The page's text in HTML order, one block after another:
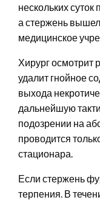
нескольких суток
а стержень
медицинское
Хирург осмотрит
удалит гнойное
выхода
дальнейшую
подозрении на
проводится
стационара.
Если стержень
терпения. В